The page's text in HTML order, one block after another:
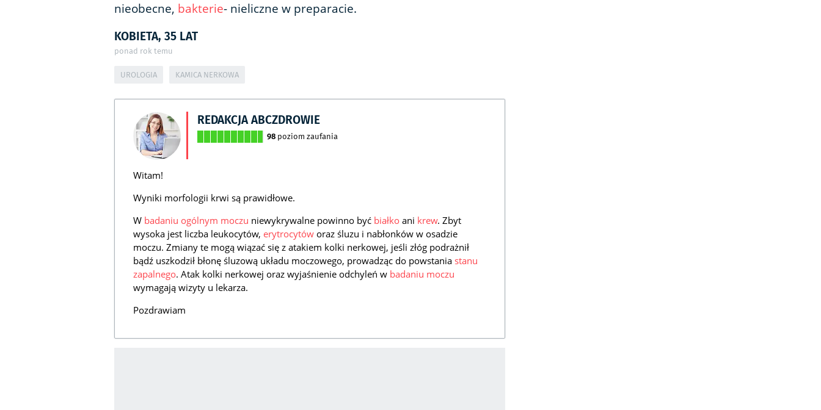
nieobecne, bakterie- nieliczne w preparacie.
KOBIETA, 35 LAT
ponad rok temu
UROLOGIA KAMICA NERKOWA
REDAKCJA ABCZDROWIE
98 poziom zaufania
Witam!
Wyniki morfologii krwi są prawidłowe.
W badaniu ogólnym moczu niewykrywalne powinno być białko ani krew. Zbyt
wysoka jest liczba leukocytów, erytrocytów oraz śluzu i nabłonków w osadzie
moczu. Zmiany te mogą wiązać się z atakiem kolki nerkowej, jeśli złóg podrażnił
bądź uszkodził błonę śluzową układu moczowego, prowadząc do powstania stanu
zapalnego. Atak kolki nerkowej oraz wyjaśnienie odchyleń w badaniu moczu
wymagają wizyty u lekarza.
Pozdrawiam